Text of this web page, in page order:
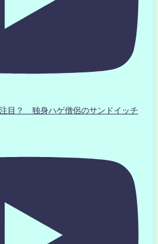
目？ 独身ハゲ僧侶のサンドイッチ